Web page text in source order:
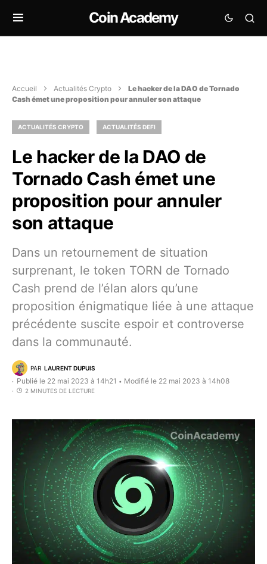
Coin Academy
Accueil Actualités Crypto
Le hacker de la DAO de Tornado
Cash émet une proposition pour annuler son attaque
ACTUALITÉS CRYPTO ACTUALITÉS DEFI
Le hacker de la DAO de
Tornado Cash émet une
proposition pour annuler
son attaque
Dans un retournement de situation
surprenant, le token TORN de Tornado
Cash prend de l’élan alors qu’une
proposition énigmatique liée à une attaque
précédente suscite espoir et controverse
dans la communauté.
PAR LAURENT DUPUIS
Publié le 22 mai 2023 à 14h21 • Modifié le 22 mai 2023 à 14h08
2 MINUTES DE LECTURE